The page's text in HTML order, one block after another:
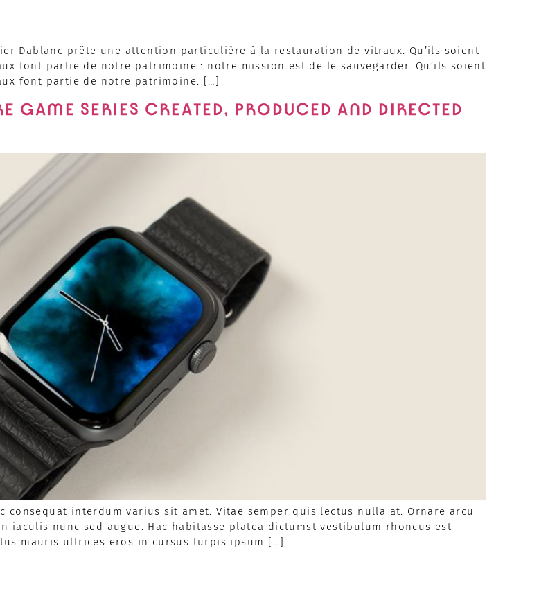
Dablanc prête une attention particulière à la restauration de vitraux. Qu’ils soient
font partie de notre patrimoine : notre mission est de le sauvegarder. Qu’ils soient
font partie de notre patrimoine. […]
GAME SERIES CREATED, PRODUCED AND DIRECTED
consequat interdum varius sit amet. Vitae semper quis lectus nulla at. Ornare arcu
nunc sed augue. Hac habitasse platea dictumst vestibulum rhoncus est
mauris ultrices eros in cursus turpis ipsum […]